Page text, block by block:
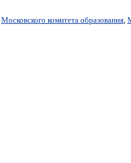
Московского комитета образования,